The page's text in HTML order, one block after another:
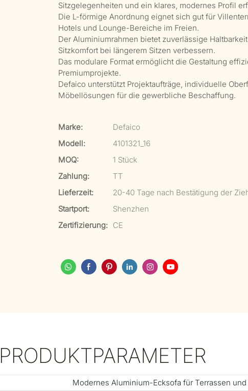
Sitzgelegenheiten und ein klares, modernes Profil
Die L-förmige Anordnung eignet sich gut für
Hotels und Lounge-Bereiche im Freien.
Der Aluminiumrahmen bietet zuverlässige
Sitzkomfort bei längerem Sitzen verbessern.
Das modulare Format ermöglicht die Gestaltung
Premiumprojekte.
Defaico unterstützt Projektaufträge, individuelle
Möbellösungen für die gewerbliche Beschaffung.
Marke:
Defaico
Modell:
4101321_16
MOQ:
1 Stück
Zahlung:
TT
Lieferzeit:
20-40 Tage nach Bestätigung der
Startport:
Shenzhen
Zertifizierung: CE
PRODUKTPARAMETER
Modernes Aluminium-Ecksofa für Terrassen